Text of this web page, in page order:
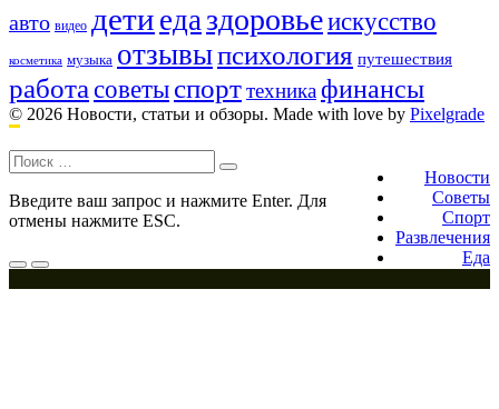
авто видео дети едаздоровьеискусство
косметика музыка отзывыпсихология путешествия
работа советы спорттехникафинансы
© 2026 Новости, статьи и обзоры. Made with love by Pixelgrade
navigation
Новости
Советы
Спорт
Развлечения
Еда
Поиск:
Введите ваш запрос и нажмите Enter. Для
отмены нажмите ESC.
Меню